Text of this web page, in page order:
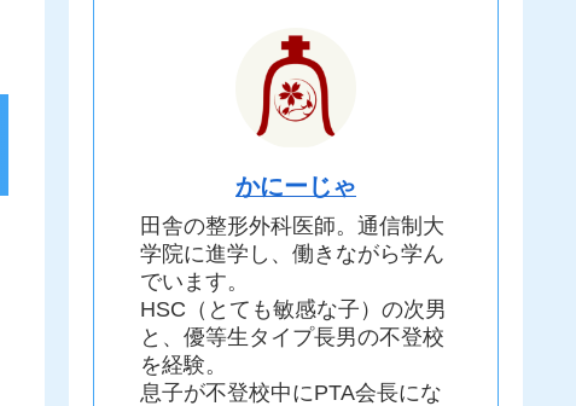
かにーじゃ
田舎の整形外科医師。通信制大
学院に進学し、働きながら学ん
でいます。
HSC（とても敏感な子）の次男
と、優等生タイプ長男の不登校
を経験。
息子が不登校中にPTA会長にな